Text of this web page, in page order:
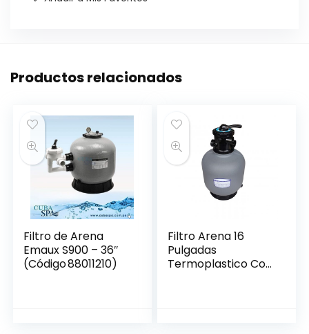
Productos relacionados
Filtro de Arena
Emaux S900 – 36″
(Código 88011210)
Filtro Arena 16
Pulgadas
Termoplastico Con